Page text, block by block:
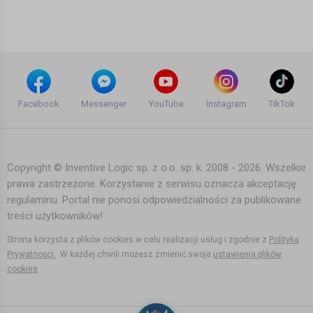
Jan Blomqvist - Something Says (Live
at WEEKEND Rooftop)
FRYTT - Walka o Byt I Premiera 2017
9 lat temu•17,287 wyświetleń
Can't Live Without You (Official Video
Facebook Messenger YouTube Instagram TikTok
Copyright © Inventive Logic sp. z o.o. sp. k. 2008 - 2026. Wszelkie
prawa zastrzeżone. Korzystanie z serwisu oznacza akceptację
regulaminu. Portal nie ponosi odpowiedzialności za publikowane
treści użytkowników!
Strona korzysta z plików cookies w celu realizacji usług i zgodnie z Polityką
Prywatności. W każdej chwili możesz zmienić swoje ustawienia plików
cookies